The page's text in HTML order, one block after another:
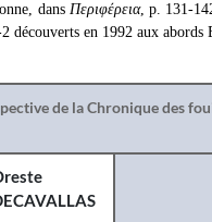
dans Περιφέρεια, p. 131-
en 1992 aux abords
de la Chronique des